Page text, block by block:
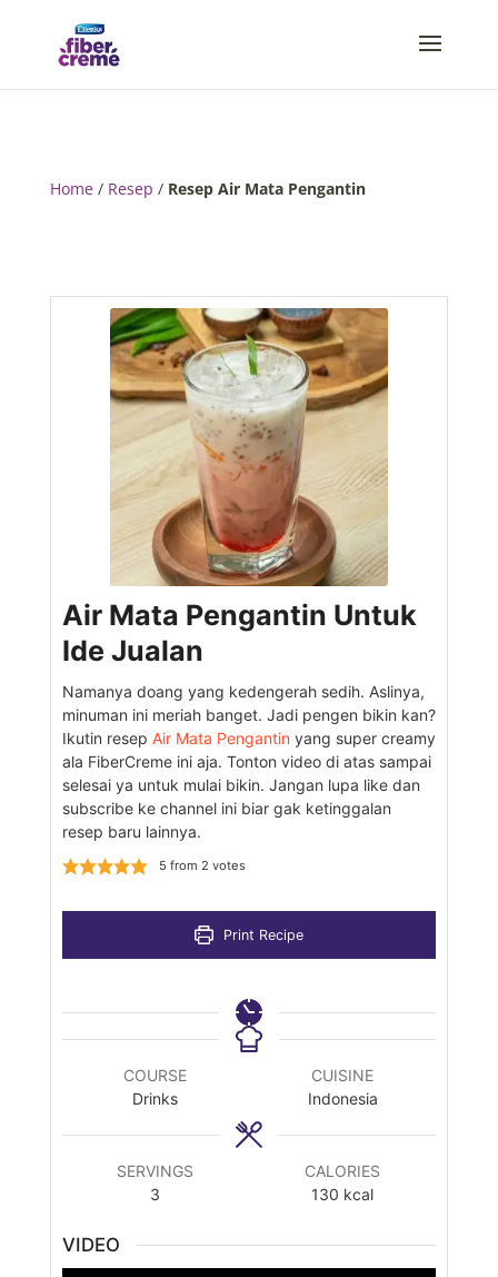
Home/ Resep / Resep Air Mata Pengantin
Air Mata Pengantin Untuk
Ide Jualan
Namanya doang yang kedengerah sedih. Aslinya,
minuman ini meriah banget. Jadi pengen bikin kan?
Ikutin resep Air Mata Pengantin yang super creamy
ala FiberCreme ini aja. Tonton video di atas sampai
selesai ya untuk mulai bikin. Jangan lupa like dan
subscribe ke channel ini biar gak ketinggalan
resep baru lainnya.
5 from 2 votes
Print Recipe
COURSE
Drinks
CUISINE
Indonesia
SERVINGS
3
CALORIES
130 kcal
VIDEO